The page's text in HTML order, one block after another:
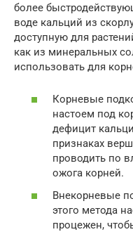
более
воде кальций из
доступную для
как из минеральных
использовать для
Корневые
настоем под
дефицит
признаках
проводить по
ожога корней.
Внекорневые
этого метода
процежен,